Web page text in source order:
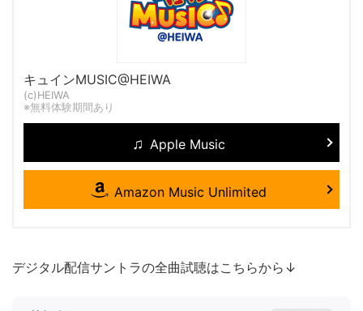
キュインMUSIC@HEIWA
(c)HEIWA
※無料体験期間あり
Apple Music
Amazon Music Unlimited
デジタル配信サントラの全曲試聴はこちらから↓